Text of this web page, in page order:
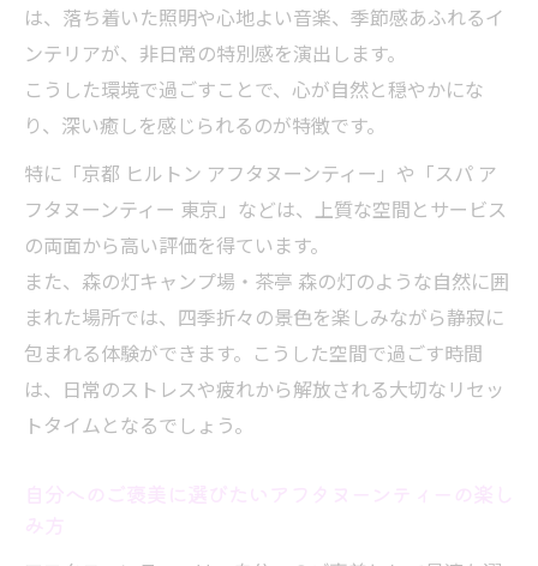
マッサージグッズとアフタヌーンティーの
組み合わせ体験
足マッサージ後のアフタヌーンティーで至
福のひととき
アフタヌーンティーで感じる身体の軽やか
さを実感
リラックス空間で味わうアフタヌーンティ
ーの贅沢
リラクゼーションを叶えるアフタヌーンティー
の楽しみ方
アフタヌーンティーで実現する自分だけの
癒やし時間
は、落ち着いた照明や心地よい音楽、季節感あふれるイ
ンテリアが、非日常の特別感を演出します。
こうした環境で過ごすことで、心が自然と穏やかにな
り、深い癒しを感じられるのが特徴です。
特に「京都 ヒルトン アフタヌーンティー」や「スパ ア
フタヌーンティー 東京」などは、上質な空間とサービス
の両面から高い評価を得ています。
また、森の灯キャンプ場・茶亭 森の灯のような自然に囲
まれた場所では、四季折々の景色を楽しみながら静寂に
包まれる体験ができます。こうした空間で過ごす時間
は、日常のストレスや疲れから解放される大切なリセッ
トタイムとなるでしょう。